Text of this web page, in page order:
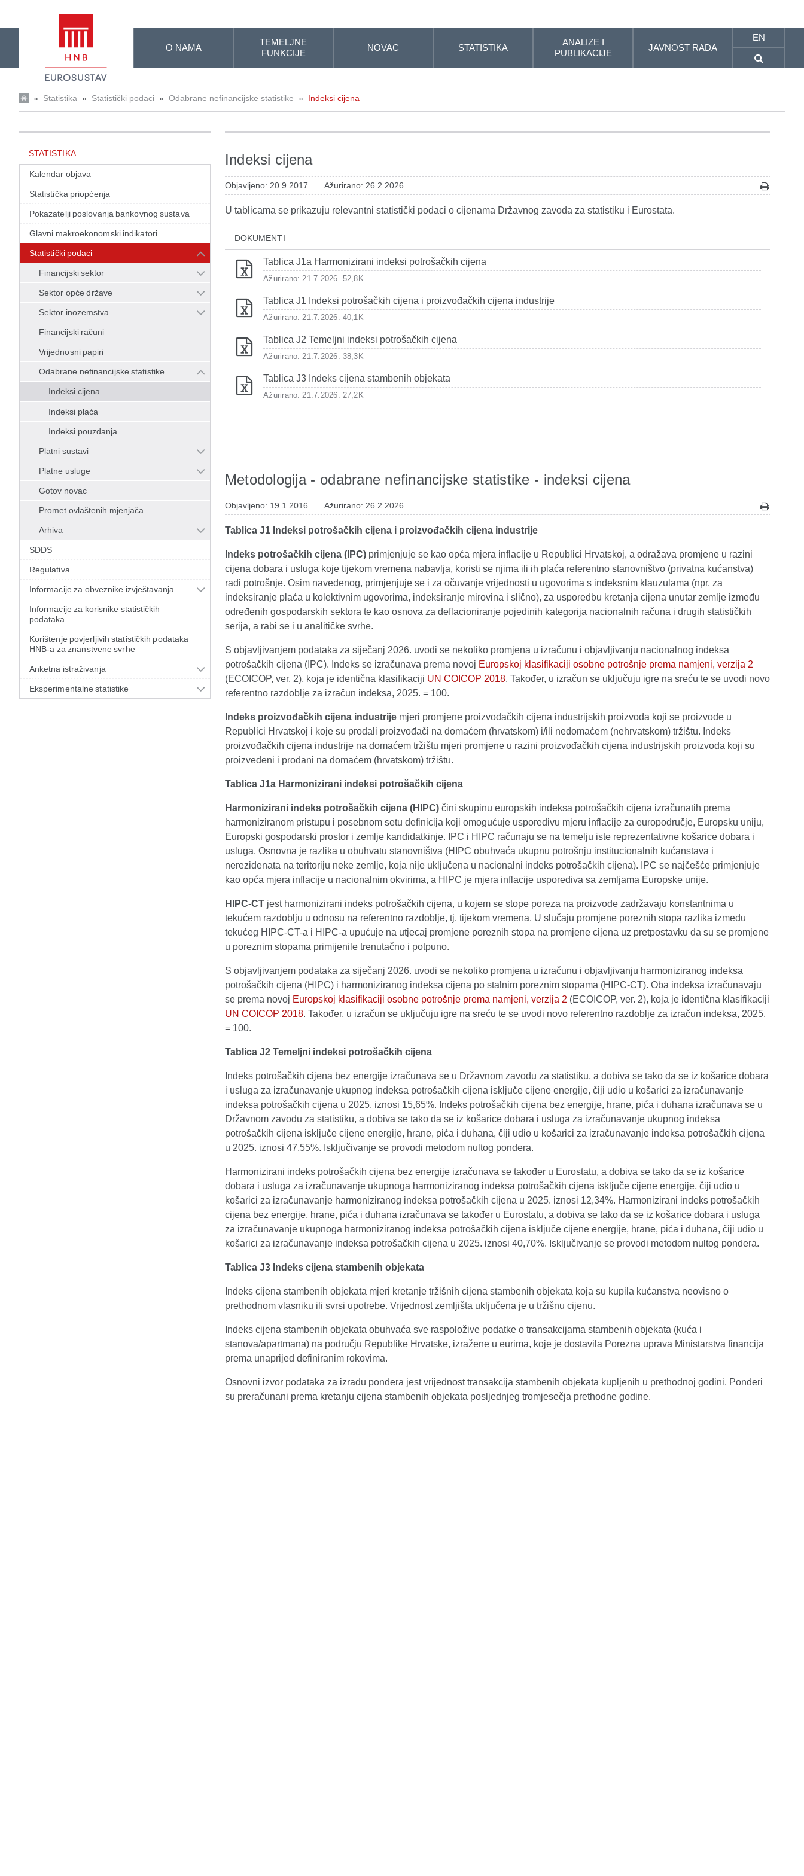
O NAMA
TEMELJNE
FUNKCIJE
NOVAC STATISTIKA
ANALIZE I
PUBLIKACIJE
JAVNOST RADA
EN
» Statistika » Statistički podaci » Odabrane nefinancijske statistike » Indeksi cijena
STATISTIKA
Kalendar objava
Statistička priopćenja
Pokazatelji poslovanja bankovnog sustava
Glavni makroekonomski indikatori
Statistički podaci
Financijski sektor
Sektor opće države
Sektor inozemstva
Financijski računi
Vrijednosni papiri
Odabrane nefinancijske statistike
Indeksi cijena
Indeksi plaća
Indeksi pouzdanja
Platni sustavi
Platne usluge
Gotov novac
Promet ovlaštenih mjenjača
Arhiva
SDDS
Regulativa
Informacije za obveznike izvještavanja
Informacije za korisnike statističkih
podataka
Korištenje povjerljivih statističkih podataka
HNB-a za znanstvene svrhe
Anketna istraživanja
Eksperimentalne statistike
Indeksi cijena
Objavljeno: 20.9.2017. Ažurirano: 26.2.2026.
U tablicama se prikazuju relevantni statistički podaci o cijenama Državnog zavoda za statistiku i Eurostata.
DOKUMENTI
Tablica J1a Harmonizirani indeksi potrošačkih cijena
Ažurirano: 21.7.2026. 52,8K
Tablica J1 Indeksi potrošačkih cijena i proizvođačkih cijena industrije
Ažurirano: 21.7.2026. 40,1K
Tablica J2 Temeljni indeksi potrošačkih cijena
Ažurirano: 21.7.2026. 38,3K
Tablica J3 Indeks cijena stambenih objekata
Ažurirano: 21.7.2026. 27,2K
Metodologija - odabrane nefinancijske statistike - indeksi cijena
Objavljeno: 19.1.2016. Ažurirano: 26.2.2026.
Tablica J1 Indeksi potrošačkih cijena i proizvođačkih cijena industrije
Indeks potrošačkih cijena (IPC) primjenjuje se kao opća mjera inflacije u Republici Hrvatskoj, a odražava promjene u razini
cijena dobara i usluga koje tijekom vremena nabavlja, koristi se njima ili ih plaća referentno stanovništvo (privatna kućanstva)
radi potrošnje. Osim navedenog, primjenjuje se i za očuvanje vrijednosti u ugovorima s indeksnim klauzulama (npr. za
indeksiranje plaća u kolektivnim ugovorima, indeksiranje mirovina i slično), za usporedbu kretanja cijena unutar zemlje između
određenih gospodarskih sektora te kao osnova za deflacioniranje pojedinih kategorija nacionalnih računa i drugih statističkih
serija, a rabi se i u analitičke svrhe.
S objavljivanjem podataka za siječanj 2026. uvodi se nekoliko promjena u izračunu i objavljivanju nacionalnog indeksa
potrošačkih cijena (IPC). Indeks se izračunava prema novoj Europskoj klasifikaciji osobne potrošnje prema namjeni, verzija 2
(ECOICOP, ver. 2), koja je identična klasifikaciji UN COICOP 2018. Također, u izračun se uključuju igre na sreću te se uvodi novo
referentno razdoblje za izračun indeksa, 2025. = 100.
Indeks proizvođačkih cijena industrije mjeri promjene proizvođačkih cijena industrijskih proizvoda koji se proizvode u
Republici Hrvatskoj i koje su prodali proizvođači na domaćem (hrvatskom) i/ili nedomaćem (nehrvatskom) tržištu. Indeks
proizvođačkih cijena industrije na domaćem tržištu mjeri promjene u razini proizvođačkih cijena industrijskih proizvoda koji su
proizvedeni i prodani na domaćem (hrvatskom) tržištu.
Tablica J1a Harmonizirani indeksi potrošačkih cijena
Harmonizirani indeks potrošačkih cijena (HIPC) čini skupinu europskih indeksa potrošačkih cijena izračunatih prema
harmoniziranom pristupu i posebnom setu definicija koji omogućuje usporedivu mjeru inflacije za europodručje, Europsku uniju,
Europski gospodarski prostor i zemlje kandidatkinje. IPC i HIPC računaju se na temelju iste reprezentativne košarice dobara i
usluga. Osnovna je razlika u obuhvatu stanovništva (HIPC obuhvaća ukupnu potrošnju institucionalnih kućanstava i
nerezidenata na teritoriju neke zemlje, koja nije uključena u nacionalni indeks potrošačkih cijena). IPC se najčešće primjenjuje
kao opća mjera inflacije u nacionalnim okvirima, a HIPC je mjera inflacije usporediva sa zemljama Europske unije.
HIPC-CT jest harmonizirani indeks potrošačkih cijena, u kojem se stope poreza na proizvode zadržavaju konstantnima u
tekućem razdoblju u odnosu na referentno razdoblje, tj. tijekom vremena. U slučaju promjene poreznih stopa razlika između
tekućeg HIPC-CT-a i HIPC-a upućuje na utjecaj promjene poreznih stopa na promjene cijena uz pretpostavku da su se promjene
u poreznim stopama primijenile trenutačno i potpuno.
S objavljivanjem podataka za siječanj 2026. uvodi se nekoliko promjena u izračunu i objavljivanju harmoniziranog indeksa
potrošačkih cijena (HIPC) i harmoniziranog indeksa cijena po stalnim poreznim stopama (HIPC-CT). Oba indeksa izračunavaju
se prema novoj Europskoj klasifikaciji osobne potrošnje prema namjeni, verzija 2 (ECOICOP, ver. 2), koja je identična klasifikaciji
UN COICOP 2018. Također, u izračun se uključuju igre na sreću te se uvodi novo referentno razdoblje za izračun indeksa, 2025.
= 100.
Tablica J2 Temeljni indeksi potrošačkih cijena
Indeks potrošačkih cijena bez energije izračunava se u Državnom zavodu za statistiku, a dobiva se tako da se iz košarice dobara
i usluga za izračunavanje ukupnog indeksa potrošačkih cijena isključe cijene energije, čiji udio u košarici za izračunavanje
indeksa potrošačkih cijena u 2025. iznosi 15,65%. Indeks potrošačkih cijena bez energije, hrane, pića i duhana izračunava se u
Državnom zavodu za statistiku, a dobiva se tako da se iz košarice dobara i usluga za izračunavanje ukupnog indeksa
potrošačkih cijena isključe cijene energije, hrane, pića i duhana, čiji udio u košarici za izračunavanje indeksa potrošačkih cijena
u 2025. iznosi 47,55%. Isključivanje se provodi metodom nultog pondera.
Harmonizirani indeks potrošačkih cijena bez energije izračunava se također u Eurostatu, a dobiva se tako da se iz košarice
dobara i usluga za izračunavanje ukupnoga harmoniziranog indeksa potrošačkih cijena isključe cijene energije, čiji udio u
košarici za izračunavanje harmoniziranog indeksa potrošačkih cijena u 2025. iznosi 12,34%. Harmonizirani indeks potrošačkih
cijena bez energije, hrane, pića i duhana izračunava se također u Eurostatu, a dobiva se tako da se iz košarice dobara i usluga
za izračunavanje ukupnoga harmoniziranog indeksa potrošačkih cijena isključe cijene energije, hrane, pića i duhana, čiji udio u
košarici za izračunavanje indeksa potrošačkih cijena u 2025. iznosi 40,70%. Isključivanje se provodi metodom nultog pondera.
Tablica J3 Indeks cijena stambenih objekata
Indeks cijena stambenih objekata mjeri kretanje tržišnih cijena stambenih objekata koja su kupila kućanstva neovisno o
prethodnom vlasniku ili svrsi upotrebe. Vrijednost zemljišta uključena je u tržišnu cijenu.
Indeks cijena stambenih objekata obuhvaća sve raspoložive podatke o transakcijama stambenih objekata (kuća i
stanova/apartmana) na području Republike Hrvatske, izražene u eurima, koje je dostavila Porezna uprava Ministarstva financija
prema unaprijed definiranim rokovima.
Osnovni izvor podataka za izradu pondera jest vrijednost transakcija stambenih objekata kupljenih u prethodnoj godini. Ponderi
su preračunani prema kretanju cijena stambenih objekata posljednjeg tromjesečja prethodne godine.